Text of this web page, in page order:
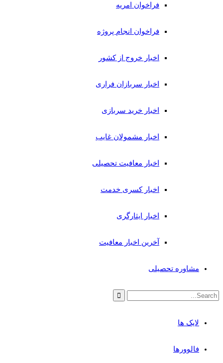
فراخوان امریه
فراخوان انجام پروژه
اخبار خروج از کشور
اخبار سربازان فراری
اخبار خرید سربازی
اخبار مشمولان غایب
اخبار معافیت تحصیلی
اخبار کسری خدمت
اخبار ایثارگری
آخرین اخبار معافیت
مشاوره تحصیلی
لایک ها
فالوورها